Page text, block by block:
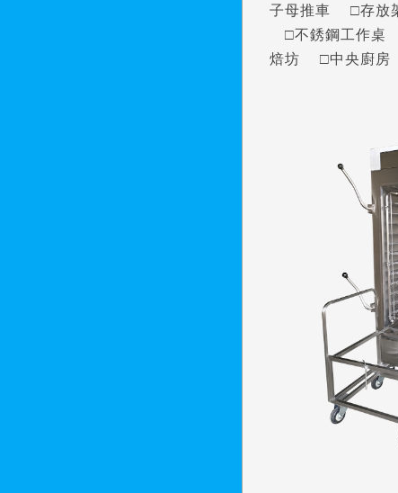
子母推車 □存放
□不銹鋼工作桌
焙坊 □中央廚房